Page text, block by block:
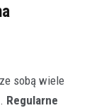
sobą wiele
Regularne